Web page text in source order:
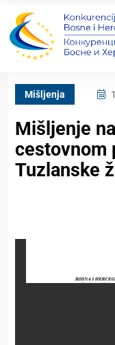
Mišljenja
Mišljenje
cestovnom
Tuzlanske